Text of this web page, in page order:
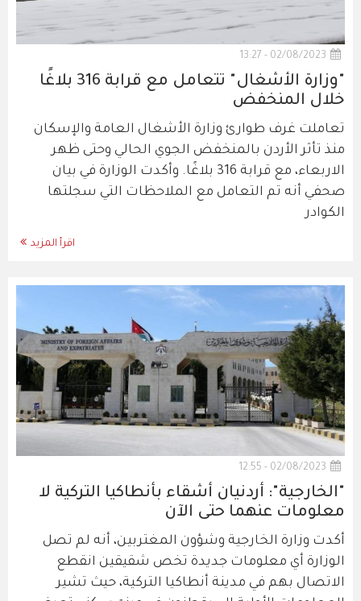
02/08/2023 - 13:27
"وزارة الأشغال" تتعامل مع قرابة 316 بلاغًا
خلال المنخفض
تعاملت غرف طوارئ وزارة الأشغال العامة والإسكان
منذ تأثر الأردن بالمنخفض الجوي الحالي وحتى ظهر
الاربعاء، مع قرابة 316 بلاغًا. وأكدت الوزارة في بيان
صحفي أنه تم التعامل مع الملاحظات التي سجلتها
الكوادر
اقرأ المزيد
02/08/2023 - 12:55
"الخارجية": أردنيان أشقاء بأنطاكيا التركية لا
معلومات عنهما حتى الآن
أكدت وزارة الخارجية وشؤون المغتربين، أنه لم تصل
الوزارة أي معلومات جديدة تخص شقيقين انقطع
الاتصال بهم في مدينة أنطاكيا التركية، حيث تشير